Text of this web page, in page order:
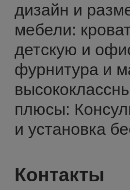
дизайн и
мебели:
детскую и
фурнитура и
плюсы:
и установка
Контакты